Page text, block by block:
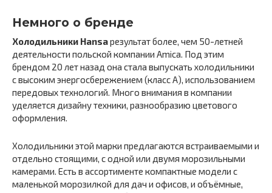
Немного о бренде
Холодильники Hansaрезультат более, чем 50-летней
деятельности польской компании Amica. Под этим
брендом 20 лет назад она стала выпускать холодильники
с высоким энергосбережением (класс A), использованием
передовых технологий. Много внимания в компании
уделяется дизайну техники, разнообразию цветового
оформления.
Холодильники этой марки предлагаются встраиваемыми и
отдельно стоящими, с одной или двумя морозильными
камерами. Есть в ассортименте компактные модели с
маленькой морозилкой для дач и офисов, и объёмные,